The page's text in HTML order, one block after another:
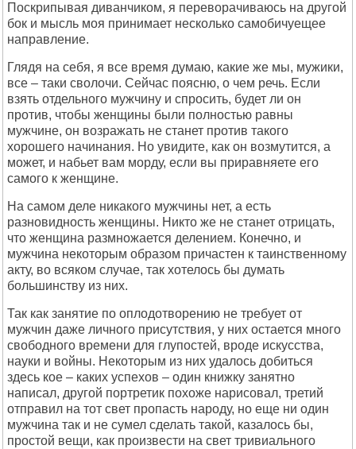
Поскрипывая диванчиком, я переворачиваюсь на другой
бок и мысль моя принимает несколько самобичуещее
направление.
Глядя на себя, я все время думаю, какие же мы, мужики,
все – таки сволочи. Сейчас поясню, о чем речь. Если
взять отдельного мужчину и спросить, будет ли он
против, чтобы женщины были полностью равны
мужчине, он возражать не станет против такого
хорошего начинания. Но увидите, как он возмутится, а
может, и набьет вам морду, если вы приравняете его
самого к женщине.
На самом деле никакого мужчины нет, а есть
разновидность женщины. Никто же не станет отрицать,
что женщина размножается делением. Конечно, и
мужчина некоторым образом причастен к таинственному
акту, во всяком случае, так хотелось бы думать
большинству из них.
Так как занятие по оплодотворению не требует от
мужчин даже личного присутствия, у них остается много
свободного времени для глупостей, вроде искусства,
науки и войны. Некоторым из них удалось добиться
здесь кое – каких успехов – один книжку занятно
написал, другой портретик похоже нарисовал, третий
отправил на тот свет пропасть народу, но еще ни один
мужчина так и не сумел сделать такой, казалось бы,
простой вещи, как произвести на свет тривиального